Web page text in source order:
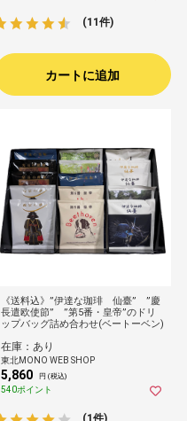
(11件)
カートに追加
《送料込》”伊達な珈琲 仙臺” ”慶
長遣欧使節” ”第5番・皇帝”のドリ
ップバッグ詰め合わせ(ベートーベン)
在庫：あり
東北MONO WEB SHOP
5,860 円 (税込)
540ポイント